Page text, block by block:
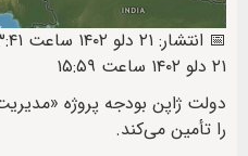
۲۱ دلو ۱۴۰۲ ساعت ۱۵:۵۹
دولت ژاپن بودجه پروژه
را تأمین می‌کند.